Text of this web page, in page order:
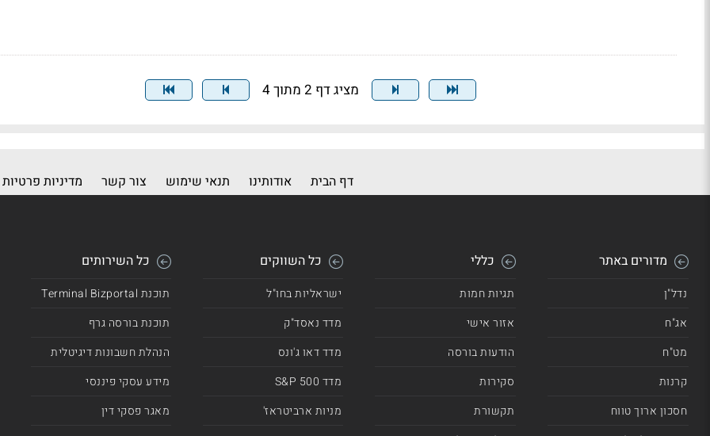
מציג דף 2 מתוך 4
דף הבית אודותינו תנאי שימוש צור קשר מדיניות פרטיות
מדורים באתר
נדל"ן
אג"ח
מט"ח
קרנות
חסכון ארוך טווח
כללי
תגיות חמות
אזור אישי
הודעות בורסה
סקירות
תקשורת
כל השווקים
ישראליות בחו"ל
מדד נאסד"ק
מדד דאו ג'ונס
מדד 500 S&P
מניות ארביטראז'
כל השירותים
תוכנת Terminal Bizportal
תוכנת בורסה גרף
הנהלת חשבונות דיגיטלית
מידע עסקי פיננסי
מאגר פסקי דין